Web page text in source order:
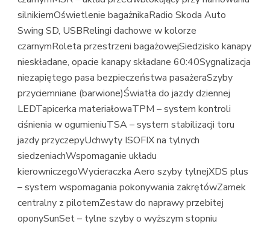
silnikiemOświetlenie bagażnikaRadio Skoda Auto
Swing SD, USBRelingi dachowe w kolorze
czarnymRoleta przestrzeni bagażowejSiedzisko kanapy
nieskładane, opacie kanapy składane 60:40Sygnalizacja
niezapiętego pasa bezpieczeństwa pasażeraSzyby
przyciemniane (barwione)Światła do jazdy dziennej
LEDTapicerka materiałowaTPM – system kontroli
ciśnienia w ogumieniuTSA – system stabilizacji toru
jazdy przyczepyUchwyty ISOFIX na tylnych
siedzeniachWspomaganie układu
kierowniczegoWycieraczka Aero szyby tylnejXDS plus
– system wspomagania pokonywania zakrętówZamek
centralny z pilotemZestaw do naprawy przebitej
oponySunSet – tylne szyby o wyższym stopniu